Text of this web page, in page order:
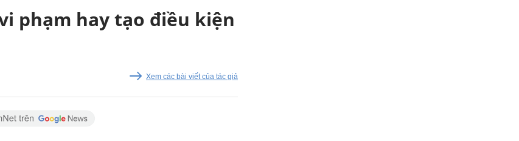
phạm hay tạo điều kiện
Xem các bài viết của tác giả